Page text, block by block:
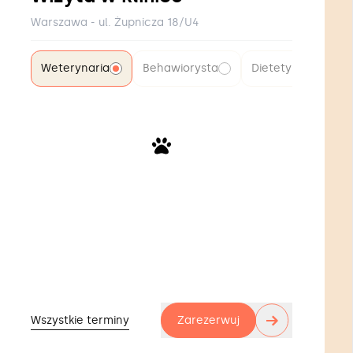
Warszawa - ul. Żupnicza 18/U4
Weterynaria Behawiorysta Dietetyk
Wszystkie terminy Zarezerwuj →